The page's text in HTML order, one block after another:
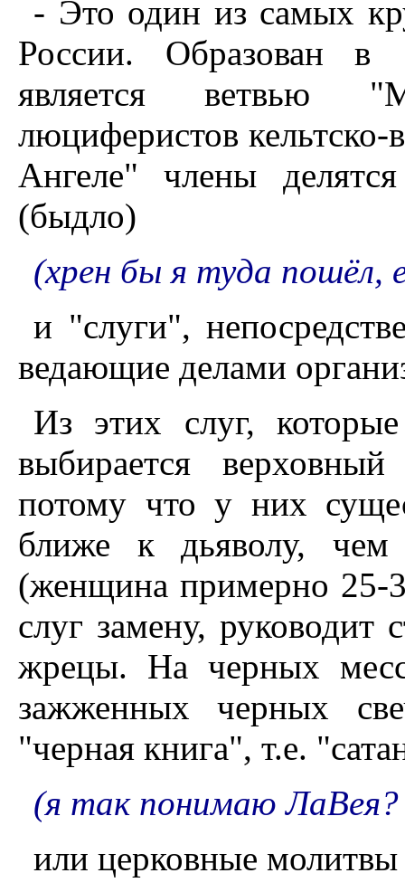
- Это один из самых
России. Образован в
является ветвью
люциферистов
Ангеле" члены
(быдло)
(хрен бы я туда пошёл,
и "слуги",
ведающие делами
Из этих слуг,
выбирается
потому что у них
ближе к дьяволу,
(женщина примерно 25-
слуг замену, руководит
жрецы. На черных
зажженных черных
"черная книга", т.е.
(я так понимаю
или церковные молитвы